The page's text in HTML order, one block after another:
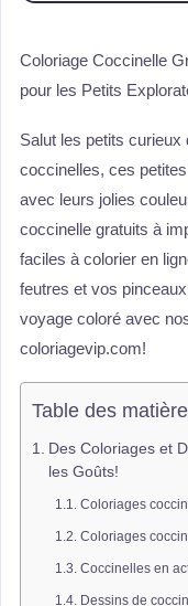
Coloriage Coccinelle
pour les Petits
Salut les petits curieux
coccinelles, ces
avec leurs jolies
coccinelle gratuits à
faciles à colorier en
feutres et vos
voyage coloré avec
coloriagevip.com!
Table des
Des Coloriages et
les Goûts!
Coloriages
Coloriages
Coccinelles en
Dessins de